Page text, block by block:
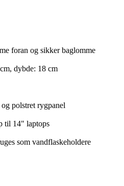
foran og sikker baglomme
dybde: 18 cm
polstret rygpanel
til 14" laptops
som vandflaskeholdere